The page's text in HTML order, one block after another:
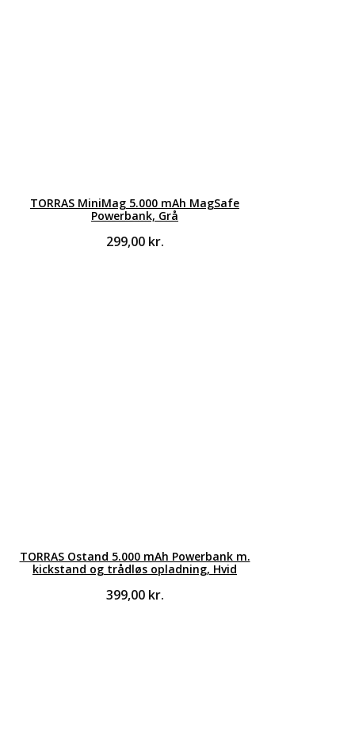
TORRAS MiniMag 5.000 mAh MagSafe
Powerbank, Grå
299,00 kr.
TORRAS Ostand 5.000 mAh Powerbank m.
kickstand og trådløs opladning, Hvid
399,00 kr.